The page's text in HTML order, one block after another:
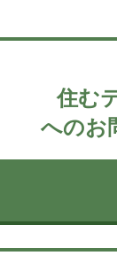
住む
へのお